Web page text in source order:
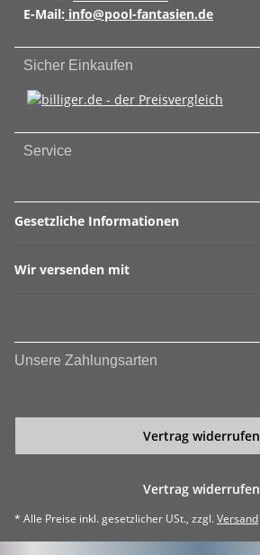
E-Mail: info@pool-fantasien.de
Sicher Einkaufen
Service
Gesetzliche Informationen
Wir versenden mit
Unsere Zahlungsarten
Vertrag widerrufen
Vertrag widerrufen
* Alle Preise inkl. gesetzlicher USt., zzgl.Versand